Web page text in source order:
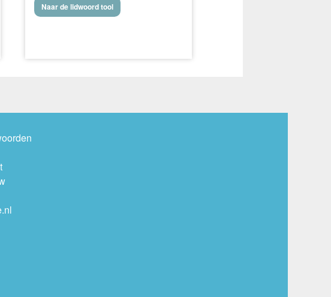
Naar de lidwoord tool